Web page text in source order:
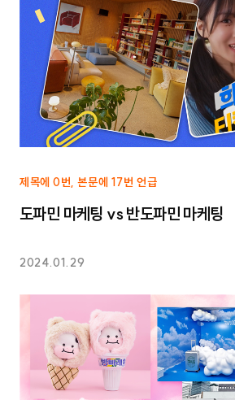
제목에 0번, 본문에 17번 언급
도파민 마케팅 vs 반도파민 마케팅
2024.01.29